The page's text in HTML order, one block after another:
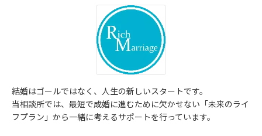
結婚はゴールではなく、人生の新しいスタートです。
当相談所では、最短で成婚に進むために欠かせない「未来のライ
フプラン」から一緒に考えるサポートを行っています。